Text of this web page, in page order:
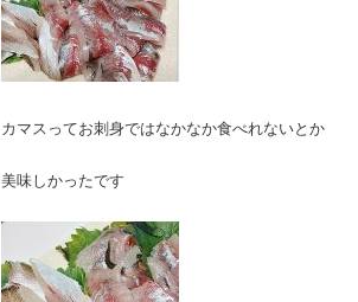
カマスってお刺身ではなかなか食べれないとか
美味しかったです